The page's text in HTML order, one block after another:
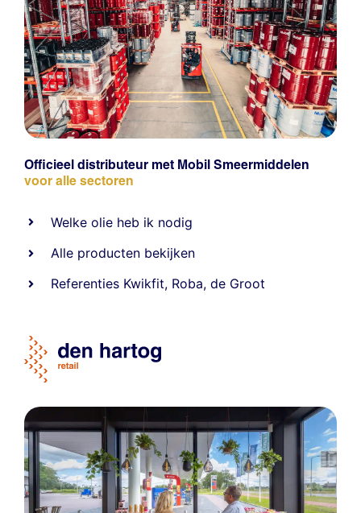
Officieel distributeur met Mobil Smeermiddelen
voor alle sectoren
Welke olie heb ik nodig
Alle producten bekijken
Referenties Kwikfit, Roba,de Groot